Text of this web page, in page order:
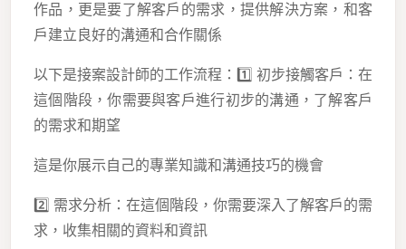
作品，更是要了解客戶的需求，提供解決方案，和客
戶建立良好的溝通和合作關係
以下是接案設計師的工作流程：1️⃣ 初步接觸客戶：在
這個階段，你需要與客戶進行初步的溝通，了解客戶
的需求和期望
這是你展示自己的專業知識和溝通技巧的機會
2️⃣ 需求分析：在這個階段，你需要深入了解客戶的需
求，收集相關的資料和資訊